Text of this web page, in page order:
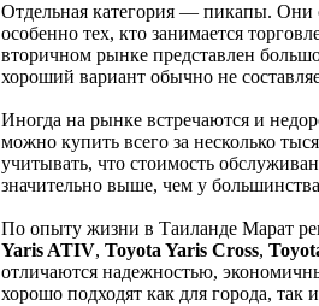
Отдельная категория — пикапы. Они
особенно тех, кто занимается
вторичном рынке представлен
хороший вариант обычно не
Иногда на рынке встречаются и
можно купить всего за несколько
учитывать, что стоимость
значительно выше, чем у
По опыту жизни в Таиланде Марат
Yaris ATIV, Toyota Yaris Cross,
отличаются надежностью,
хорошо подходят как для города, так